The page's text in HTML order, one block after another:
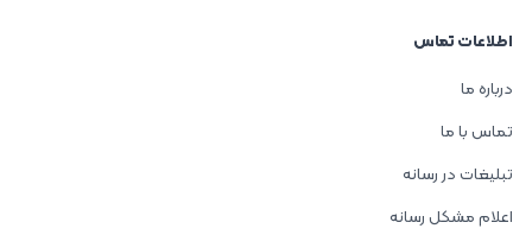
اطلاعات تماس
درباره ما
تماس با ما
تبلیغات در رسانه
اعلام مشکل رسانه